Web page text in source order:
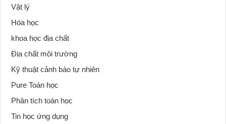
Vật lý
Hóa học
khoa học địa chất
Địa chất môi trường
Kỹ thuật cảnh báo tự nhiên
Pure Toán học
Phân tích toán học
Tin học ứng dụng